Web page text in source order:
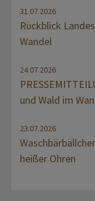
31.07.2026
Rückblick
Wandel
24.07.2026
und Wald im
23.07.2026
heißer Ohren